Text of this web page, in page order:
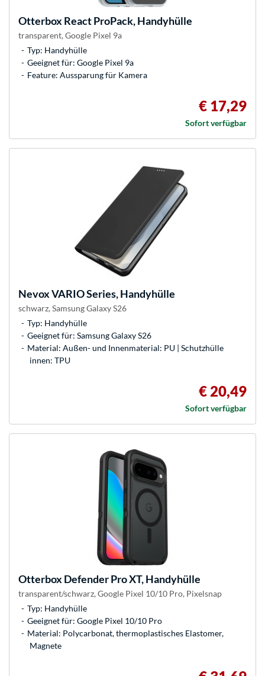
OtterboxReact ProPack, Handyhülle
transparent, Google Pixel 9a
Typ: Handyhülle
Geeignet für: Google Pixel 9a
Feature: Aussparung für Kamera
€ 17,29
Sofort verfügbar
NevoxVARIO Series, Handyhülle
schwarz, Samsung Galaxy S26
Typ: Handyhülle
Geeignet für: Samsung Galaxy S26
Material: Außen- und Innenmaterial: PU | Schutzhülle
innen: TPU
€ 20,49
Sofort verfügbar
OtterboxDefender Pro XT, Handyhülle
transparent/schwarz, Google Pixel 10/10 Pro, Pixelsnap
Typ: Handyhülle
Geeignet für: Google Pixel 10/10 Pro
Material: Polycarbonat, thermoplastisches Elastomer,
Magnete